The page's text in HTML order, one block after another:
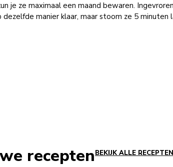
je ze maximaal een maand bewaren. Ingevroren
dezelfde manier klaar, maar stoom ze 5 minuten
receptenBEKIJK ALLE RECEPTEN